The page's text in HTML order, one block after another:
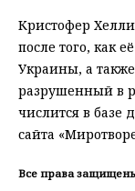
Кристофер
после того, как
Украины, а
разрушенный в
числится в базе
сайта
Все права